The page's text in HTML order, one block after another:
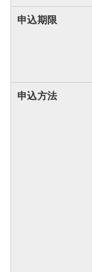
申込期限
申込方法